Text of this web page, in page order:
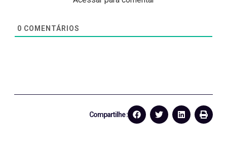
0 COMENTÁRIOS
Compartilhe :